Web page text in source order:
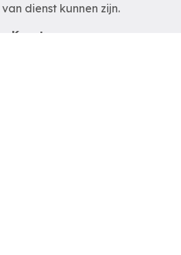
dienst kunnen zijn.
Kunst